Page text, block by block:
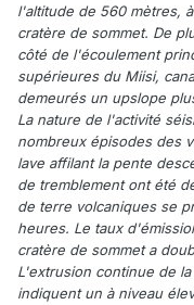
l'altitude de 560 mètres,
cratère de sommet. De
côté de l'écoulement
supérieures du Miisi,
demeurés un upslope
La nature de l'activité
nombreux épisodes des
lave affilant la pente
de tremblement ont été
de terre volcaniques se
heures. Le taux
cratère de sommet a
L'extrusion continue de
indiquent un à niveau